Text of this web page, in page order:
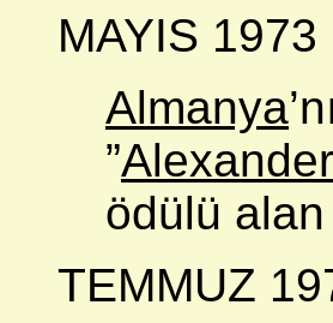
MAYIS 1973
Almanya
”
ödülü
TEMMUZ